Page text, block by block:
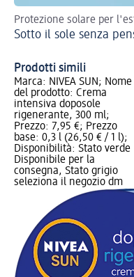
Protezione solare per
Sotto il sole senza
Prodotti simili
Marca: NIVEA SUN; Nome
del prodotto: Crema
intensiva doposole
rigenerante, 300 ml;
Prezzo: 7,95 €; Prezzo
base: 0,3 l (26,50 € / 1 l);
Disponibilità: Stato verde
Disponibile per la
consegna, Stato grigio
seleziona il negozio dm